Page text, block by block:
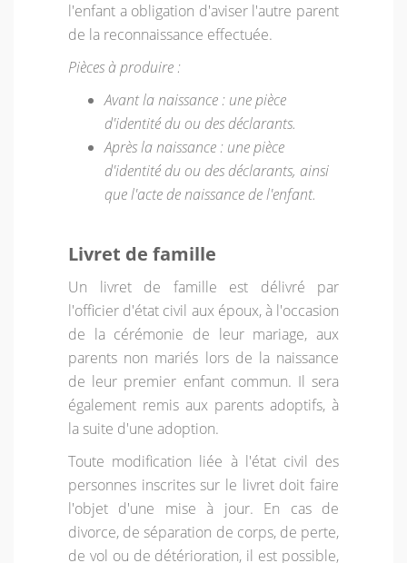
l'enfant a obligation d'aviser l'autre parent
de la reconnaissance effectuée.
Pièces à produire :
Avant la naissance : une pièce
d'identité du ou des déclarants.
Après la naissance : une pièce
d'identité du ou des déclarants, ainsi
que l'acte de naissance de l'enfant.
Livret de famille
Un livret de famille est délivré par
l'officier d'état civil aux époux, à l'occasion
de la cérémonie de leur mariage, aux
parents non mariés lors de la naissance
de leur premier enfant commun. Il sera
également remis aux parents adoptifs, à
la suite d'une adoption.
Toute modification liée à l'état civil des
personnes inscrites sur le livret doit faire
l'objet d'une mise à jour. En cas de
divorce, de séparation de corps, de perte,
de vol ou de détérioration, il est possible,